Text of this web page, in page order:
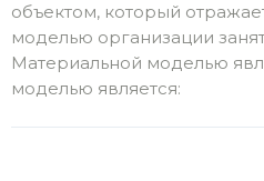
объектом, который
моделью организации
Материальной моделью
моделью является: